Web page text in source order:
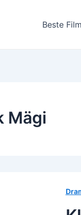
Beste
Mägi